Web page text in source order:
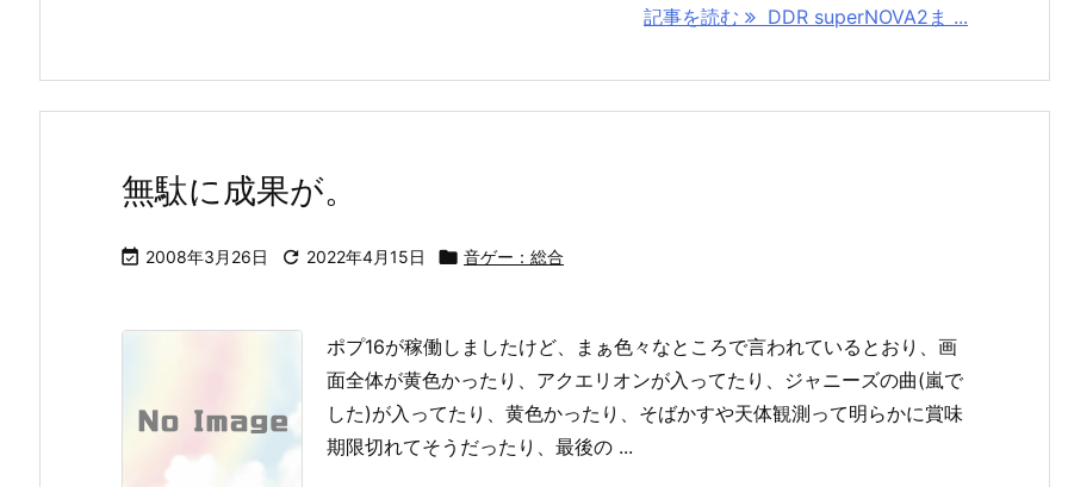
記事を読む DDR superNOVA2ま ...
無駄に成果が。
 2008年3月26日  2022年4月15日  音ゲー：総合
ポプ16が稼働しましたけど、まぁ色々なところで言われているとおり、画
面全体が黄色かったり、アクエリオンが入ってたり、ジャニーズの曲(嵐で
した)が入ってたり、黄色かったり、そばかすや天体観測って明らかに賞味
期限切れてそうだったり、最後の ...